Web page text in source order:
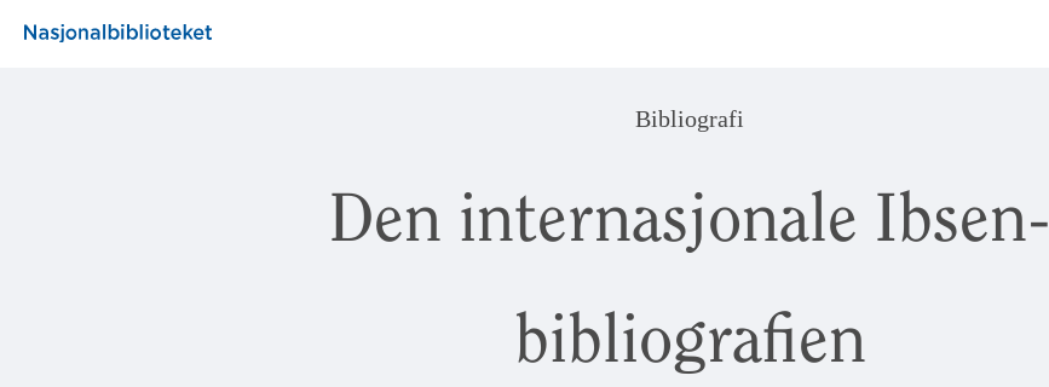
Bibliografi
Den internasjonale Ibsen-
bibliografien